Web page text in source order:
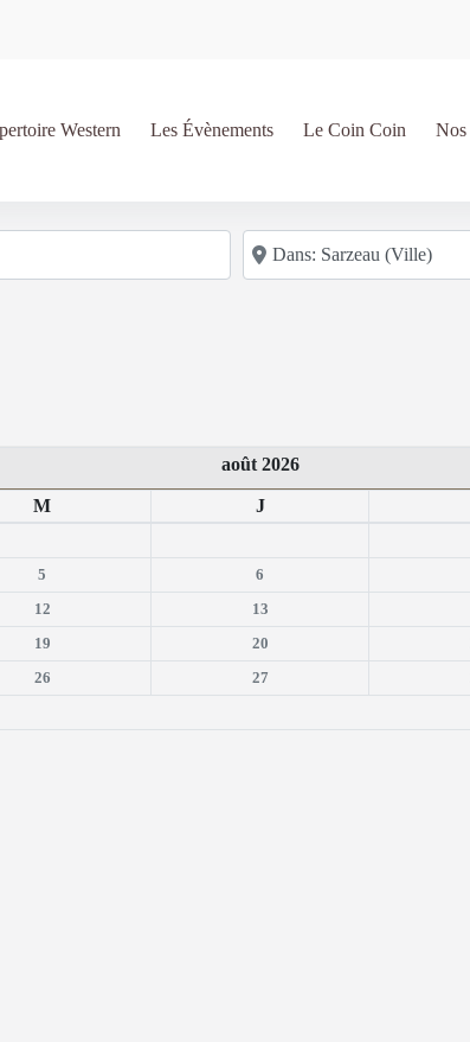
Western Les Évènements Le Coin Coin Nos
Code postal/région/ville
août 2026
M J
5 6
12 13
19 20
26 27